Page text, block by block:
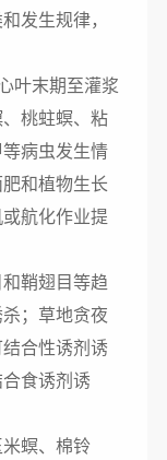
发生规律，
叶末期至灌浆
桃蛀螟、粘
病虫发生情
和植物生长
航化作业提
鞘翅目等趋
；草地贪夜
合性诱剂诱
食诱剂诱
螟、棉铃